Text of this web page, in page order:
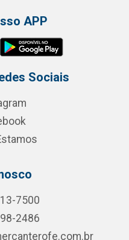
APP
Sociais
7500
2486